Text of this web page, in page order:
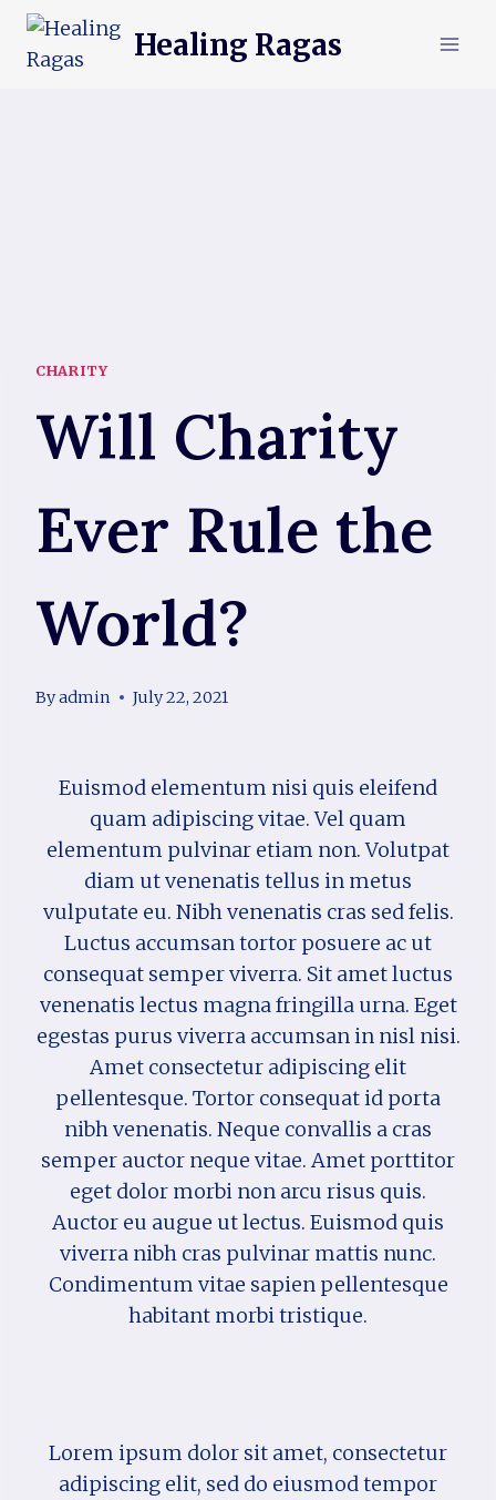
Skip
content
Healing Ragas
CHARITY
Will Charity
Ever Rule the
World?
Byadmin July 22, 2021
Euismod elementum nisi quis eleifend
quam adipiscing vitae. Vel quam
elementum pulvinar etiam non. Volutpat
diam ut venenatis tellus in metus
vulputate eu. Nibh venenatis cras sed felis.
Luctus accumsan tortor posuere ac ut
consequat semper viverra. Sit amet luctus
venenatis lectus magna fringilla urna. Eget
egestas purus viverra accumsan in nisl nisi.
Amet consectetur adipiscing elit
pellentesque. Tortor consequat id porta
nibh venenatis. Neque convallis a cras
semper auctor neque vitae. Amet porttitor
eget dolor morbi non arcu risus quis.
Auctor eu augue ut lectus. Euismod quis
viverra nibh cras pulvinar mattis nunc.
Condimentum vitae sapien pellentesque
habitant morbi tristique.
Lorem ipsum dolor sit amet, consectetur
adipiscing elit, sed do eiusmod tempor